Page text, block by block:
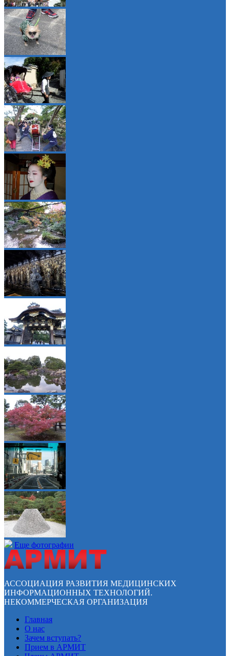
Еще фотографии
АССОЦИАЦИЯ РАЗВИТИЯ МЕДИЦИНСКИХ
ИНФОРМАЦИОННЫХ ТЕХНОЛОГИЙ.
НЕКОММЕРЧЕСКАЯ ОРГАНИЗАЦИЯ
Главная
О нас
Зачем вступать?
Прием в АРМИТ